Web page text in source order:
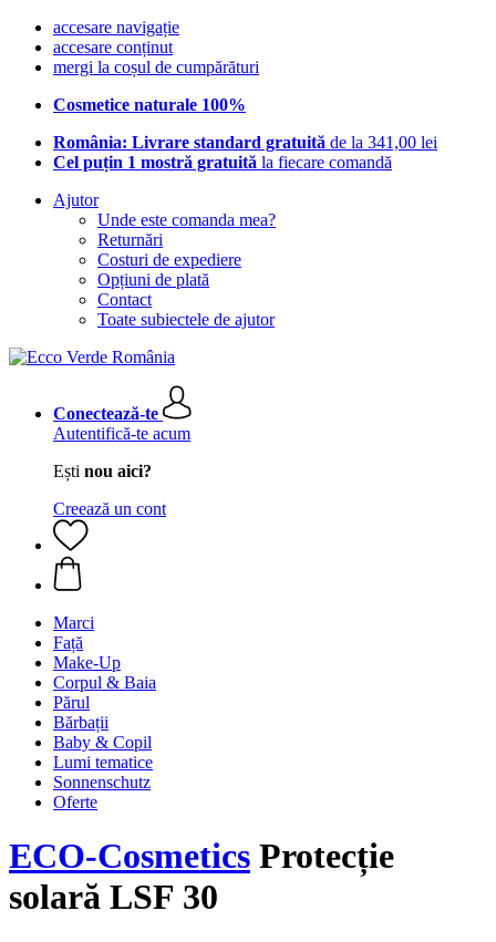
accesare navigație
accesare conținut
mergi la coșul de cumpărături
Cosmetice naturale 100%
România: Livrare standard gratuită de la 341,00 lei
Cel puțin 1 mostră gratuită la fiecare comandă
Ajutor
Unde este comanda mea?
Returnări
Costuri de expediere
Opțiuni de plată
Contact
Toate subiectele de ajutor
Conectează-te
Autentifică-te acum
Ești nou aici?
Creează un cont
Marci
Față
Make-Up
Corpul & Baia
Părul
Bărbații
Baby & Copil
Lumi tematice
Sonnenschutz
Oferte
ECO-Cosmetics Protecție
solară LSF 30